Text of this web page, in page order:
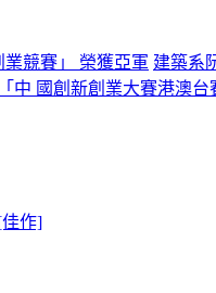
競賽」 榮獲亞軍 建築系
中 國創新創業大賽港澳台
作]